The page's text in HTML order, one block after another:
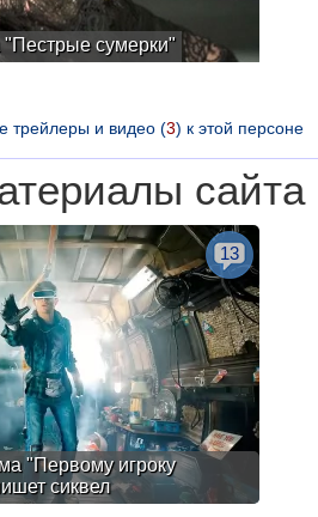
сумерки"
трейлеры и видео (3) к этой персоне
сайта
"Первому игроку
сиквел
13